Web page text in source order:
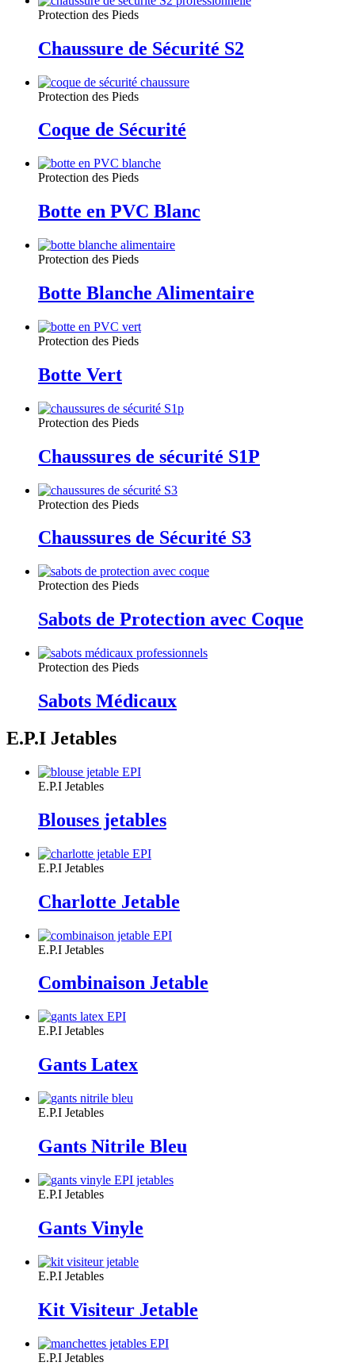
Protection des Pieds
Chaussure de Sécurité S2
Protection des Pieds
Coque de Sécurité
Protection des Pieds
Botte en PVC Blanc
Protection des Pieds
Botte Blanche Alimentaire
Protection des Pieds
Botte Vert
Protection des Pieds
Chaussures de sécurité S1P
Protection des Pieds
Chaussures de Sécurité S3
Protection des Pieds
Sabots de Protection avec Coque
Protection des Pieds
Sabots Médicaux
E.P.I Jetables
E.P.I Jetables
Blouses jetables
E.P.I Jetables
Charlotte Jetable
E.P.I Jetables
Combinaison Jetable
E.P.I Jetables
Gants Latex
E.P.I Jetables
Gants Nitrile Bleu
E.P.I Jetables
Gants Vinyle
E.P.I Jetables
Kit Visiteur Jetable
E.P.I Jetables